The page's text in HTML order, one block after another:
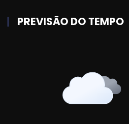
PREVISÃO DO TEMPO